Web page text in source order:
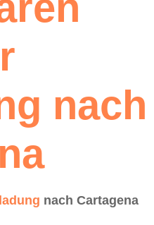
nach
nach Cartagena